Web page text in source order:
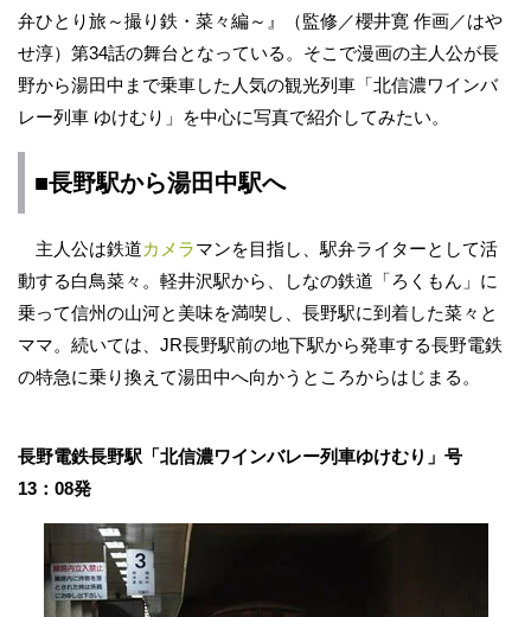
弁ひとり旅～撮り鉄・菜々編～』（監修／櫻井寛 作画／はや
せ淳）第34話の舞台となっている。 そこで漫画の主人公が長
野から湯田中まで乗車した人気の観光列車「北信濃ワインバ
レー列車 ゆけむり」を中心に写真で紹介してみたい。
■長野駅から湯田中駅へ
主人公は鉄道カメラマンを目指し、駅弁ライターとして活
動する白鳥菜々。軽井沢駅から、しなの鉄道「ろくもん」に
乗って信州の山河と美味を満喫し、長野駅に到着した菜々と
ママ。続いては、JR長野駅前の地下駅から発車する長野電鉄
の特急に乗り換えて湯田中へ向かうところからはじまる。
長野電鉄長野駅「北信濃ワインバレー列車ゆけむり」号
13：08発